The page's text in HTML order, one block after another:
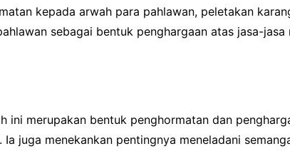
kepada arwah para pahlawan, peletakan
sebagai bentuk penghargaan atas jasa-
ini merupakan bentuk penghormatan dan
juga menekankan pentingnya meneladani